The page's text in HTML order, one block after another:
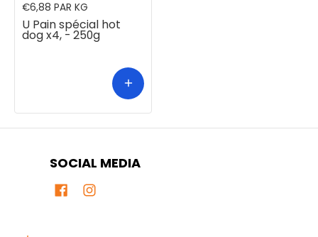
U Pain spécial hot
dog x4, - 250g
€6,88 PAR KG
SOCIAL MEDIA